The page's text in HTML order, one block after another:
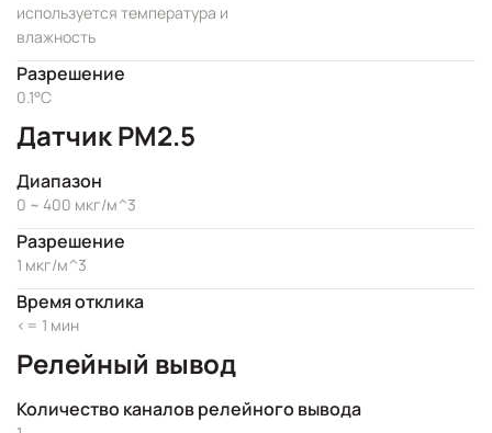
используется температура и
влажность
Разрешение
0.1°C
Датчик PM2.5
Диапазон
0 ~ 400 мкг/м^3
Разрешение
1 мкг/м^3
Время отклика
<= 1 мин
Релейный вывод
Количество каналов релейного вывода